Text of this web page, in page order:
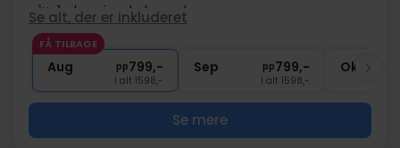
1x 1 glas vin, øl el. vand
∞ Tæt på stranden
1x kaffe to go
Se alt, der er inkluderet
FÅ TILBAGE
Aug pp799,-
I alt 1598,-
Sep pp799,-
I alt 1598,-
Okt
Se mere